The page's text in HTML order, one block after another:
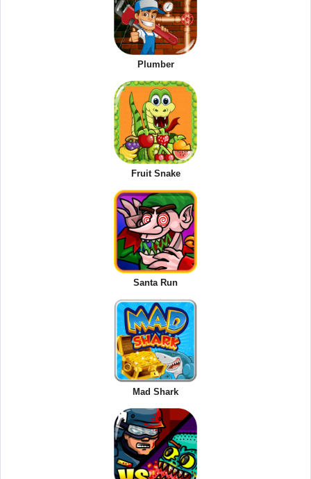
Plumber
Fruit Snake
Santa Run
Mad Shark